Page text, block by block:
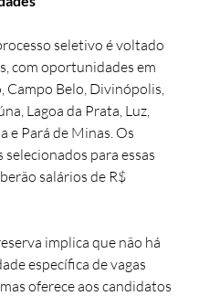
seletivo é voltado
com oportunidades em
Campo Belo, Divinópolis,
Lagoa da Prata, Luz,
e Pará de Minas. Os
para essas
salários de R$
implica que não há
específica de vagas
oferece aos candidatos